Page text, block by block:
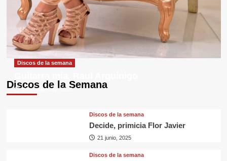
Discos de la Semana
Discos de la semana
29 septiembre, 2025
Discos de la semana
Decide, primicia Flor Javier
21 junio, 2025
Discos de la semana